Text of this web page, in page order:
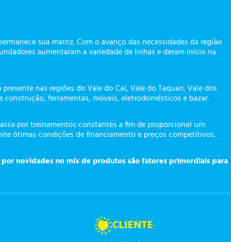
sua matriz. Com o avanço das necessidades da região
aumentaram a variedade de linhas e deram início na
nas regiões do Vale do Caí, Vale do Taquari, Vale dos
ferramentas, móveis, eletrodomésticos e bazar.
por treinamentos constantes a fim de proporcionar um
ótimas condições de financiamento e preços competitivos.
novidades no mix de produtos são fatores primordiais para
CLIENTE